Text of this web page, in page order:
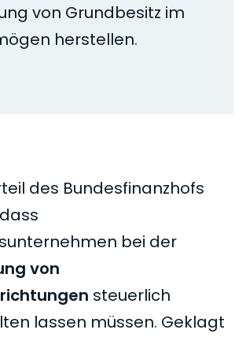
von Grundbesitz im
herstellen.
des Bundesfinanzhofs
bei der
von
steuerlich
lassen müssen. Geklagt